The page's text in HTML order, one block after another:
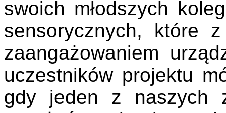
swoich młodszych
sensorycznych, które
zaangażowaniem
uczestników projektu
gdy jeden z naszych